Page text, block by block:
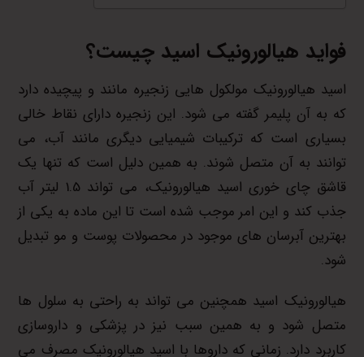
فواید هیالورونیک اسید چیست؟
اسید هیالورونیک مولکول هایی زنجیره مانند و پیچیده دارد
که به آن پلیمر گفته می شود. این زنجیره دارای نقاط خالی
بسیاری است که ترکیبات شیمیایی دیگری مانند آب، می
توانند به آن متصل شوند. به همین دلیل است که تنها یک
قاشق چای خوری اسید هیالورونیک، می تواند 1.5 لیتر آب
جذب کند و این امر موجب شده است تا این ماده به یکی از
بهترین آبرسان های موجود در محصولات پوست و مو تبدیل
شود.
هیالورونیک اسید همچنین می تواند به راحتی به سلول ها
متصل شود و به همین سبب نیز در پزشکی و داروسازی
کاربرد دارد. زمانی که داروها با اسید هیالورونیک مصرف می